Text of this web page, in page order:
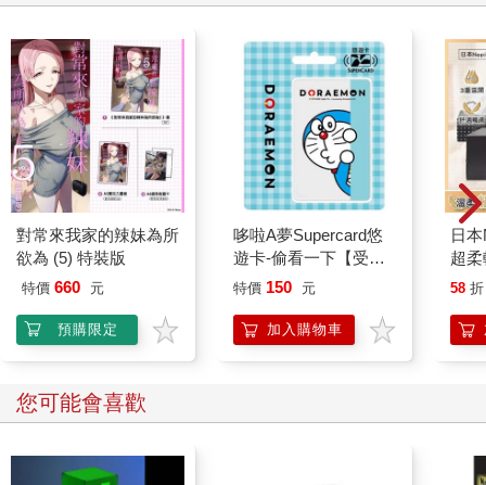
對常來我家的辣妹為所
欲為 (5) 特裝版
特價 660 元
預購限定
哆啦A夢Supercard悠
遊卡-偷看一下【受託
代銷】
特價 150 元
加入購物車
日
超
式衛
紙/
和
58 折
您可能會喜歡